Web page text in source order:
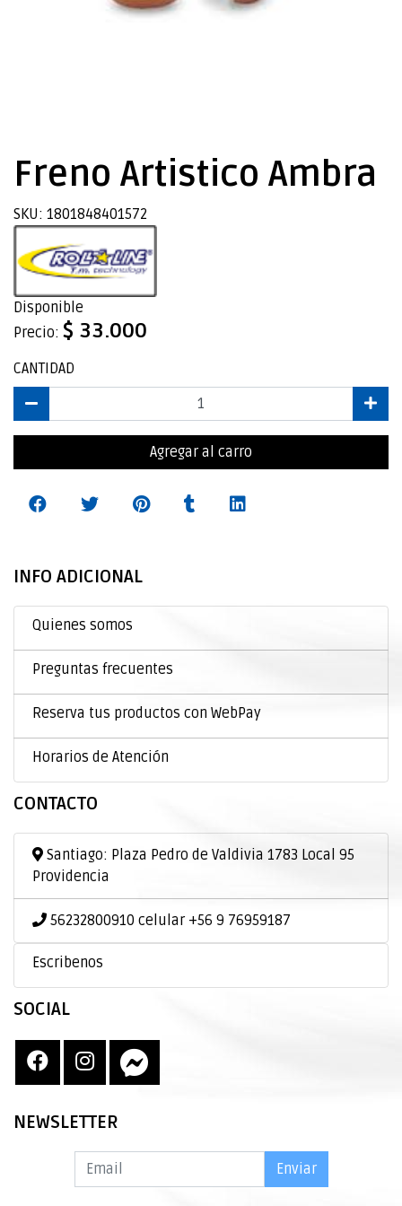
Freno Artistico Ambra
SKU: 1801848401572
Disponible
Precio: $ 33.000
CANTIDAD
Agregar al carro
INFO ADICIONAL
Quienes somos
Preguntas frecuentes
Reserva tus productos con WebPay
Horarios de Atención
CONTACTO
Santiago: Plaza Pedro de Valdivia 1783 Local 95
Providencia
56232800910 celular +56 9 76959187
Escribenos
SOCIAL
NEWSLETTER
Enviar